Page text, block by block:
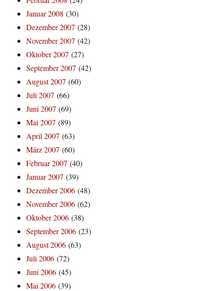
Januar 2008 (30)
Dezember 2007 (28)
November 2007 (42)
Oktober 2007 (27)
September 2007 (42)
August 2007 (60)
Juli 2007 (66)
Juni 2007 (69)
Mai 2007 (89)
April 2007 (63)
März 2007 (60)
Februar 2007 (40)
Januar 2007 (39)
Dezember 2006 (48)
November 2006 (62)
Oktober 2006 (38)
September 2006 (23)
August 2006 (63)
Juli 2006 (72)
Juni 2006 (45)
Mai 2006 (39)